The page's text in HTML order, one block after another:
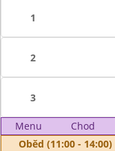
1
2
3
Menu Chod
Oběd (11:00 - 14:00)